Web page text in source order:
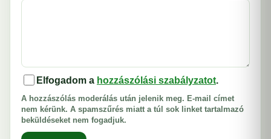
Elfogadom a hozzászólási szabályzatot.
A hozzászólás moderálás után jelenik meg. E-mail címet
nem kérünk. A spamszűrés miatt a túl sok linket tartalmazó
beküldéseket nem fogadjuk.